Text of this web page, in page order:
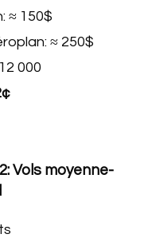
≈ 150$
≈ 250$
000
Vols moyenne-